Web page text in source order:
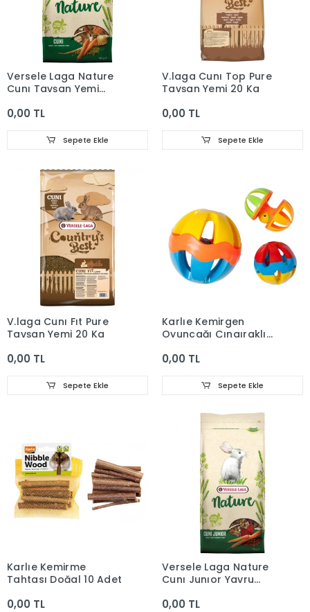
Versele Laga Nature
Cunı Tavşan Yemi
0,00 TL
Sepete Ekle
V.laga Cunı Top Pure
Tavşan Yemi 20 Kg
0,00 TL
Sepete Ekle
V.laga Cunı Fıt Pure
Tavşan Yemi 20 Kg
0,00 TL
Sepete Ekle
Karlıe Kemirgen
Oyuncağı Çıngıraklı
0,00 TL
Sepete Ekle
Karlıe Kemirme
Tahtası Doğal 10 Adet
0,00 TL
Versele Laga Nature
Cunı Junıor Yavru
0,00 TL